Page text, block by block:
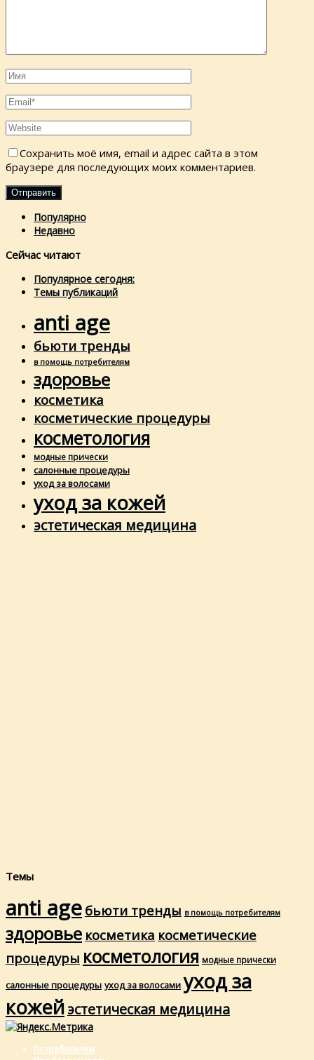
Сохранить моё имя, email и адрес сайта в этом
браузере для последующих моих комментариев.
Популярно
Недавно
Сейчас читают
Популярное сегодня:
Темы публикаций
anti age
бьюти тренды
в помощь потребителям
здоровье
косметика
косметические процедуры
косметология
модные прически
салонные процедуры
уход за волосами
уход за кожей
эстетическая медицина
Темы
anti age бьюти тренды в помощь потребителям
здоровье косметика косметические
процедуры косметология модные прически
салонные процедуры уход за волосами уход за
кожейэстетическая медицина
Потребителям